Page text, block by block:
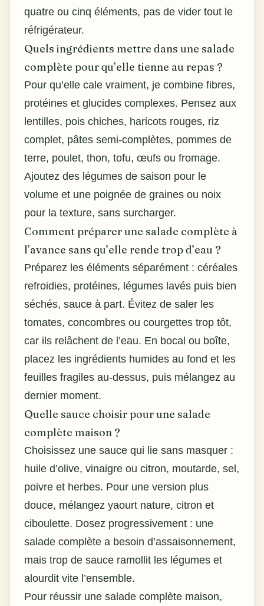
quatre ou cinq éléments, pas de vider tout le
réfrigérateur.
Quels ingrédients mettre dans une salade
complète pour qu’elle tienne au repas ?
Pour qu’elle cale vraiment, je combine fibres,
protéines et glucides complexes. Pensez aux
lentilles, pois chiches, haricots rouges, riz
complet, pâtes semi-complètes, pommes de
terre, poulet, thon, tofu, œufs ou fromage.
Ajoutez des légumes de saison pour le
volume et une poignée de graines ou noix
pour la texture, sans surcharger.
Comment préparer une salade complète à
l’avance sans qu’elle rende trop d’eau ?
Préparez les éléments séparément : céréales
refroidies, protéines, légumes lavés puis bien
séchés, sauce à part. Évitez de saler les
tomates, concombres ou courgettes trop tôt,
car ils relâchent de l’eau. En bocal ou boîte,
placez les ingrédients humides au fond et les
feuilles fragiles au-dessus, puis mélangez au
dernier moment.
Quelle sauce choisir pour une salade
complète maison ?
Choisissez une sauce qui lie sans masquer :
huile d’olive, vinaigre ou citron, moutarde, sel,
poivre et herbes. Pour une version plus
douce, mélangez yaourt nature, citron et
ciboulette. Dosez progressivement : une
salade complète a besoin d’assaisonnement,
mais trop de sauce ramollit les légumes et
alourdit vite l’ensemble.
Pour réussir une salade complète maison,